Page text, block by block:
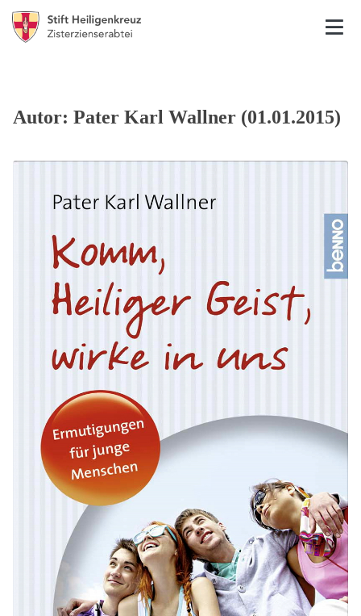
Autor: Pater Karl Wallner (01.01.2015)